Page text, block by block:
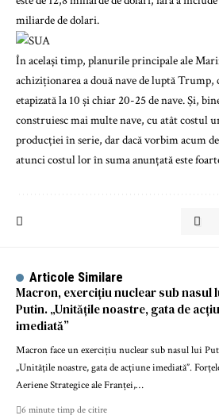
miliarde de dolari.
În același timp, planurile principale ale
achiziționarea a două nave de luptă Trump,
etapizată la 10 și chiar 20-25 de nave. Și,
construiesc mai multe nave, cu atât costul
producției în serie, dar dacă vorbim acum
atunci costul lor în suma anunțată este
Articole Similare
Macron, exercițiu nuclear sub nasul
Putin. „Unitățile noastre, gata de
imediată”
Macron face un exercițiu nuclear sub nasul lui
„Unitățile noastre, gata de acțiune imediată”.
Aeriene Strategice ale Franței,…
6 minute timp de citire